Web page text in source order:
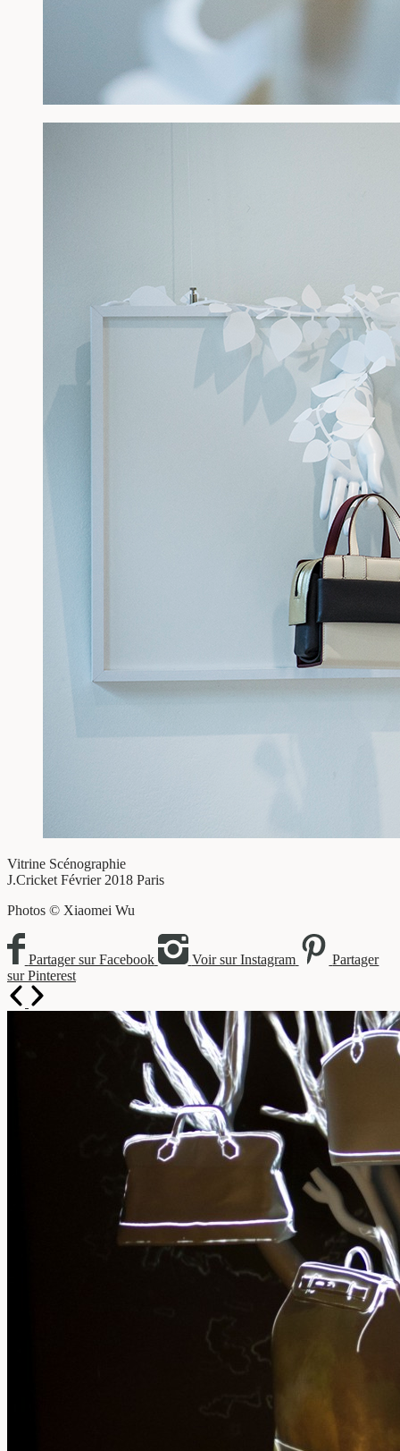
Vitrine Scénographie
J.Cricket Février 2018 Paris
Photos © Xiaomei Wu
Partager sur Facebook Voir sur Instagram
Partager
sur Pinterest